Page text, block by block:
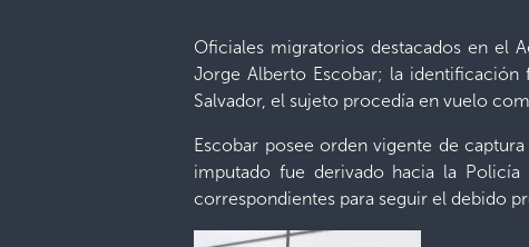
Oficiales migratorios destacados en el
Jorge Alberto Escobar; la identificación
Salvador, el sujeto procedía en vuelo
Escobar posee orden vigente de
imputado fue derivado hacia la
correspondientes para seguir el debido